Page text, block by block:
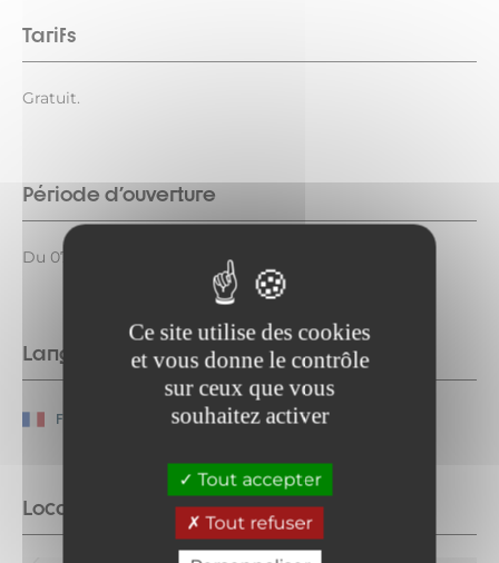
Ce site utilise des cookies
et vous donne le contrôle
sur ceux que vous
souhaitez activer
Tout accepter
Tout refuser
Tarifs
Gratuit.
Période d'ouverture
Du 07/07 au 18/08/2026 le mardi de 17h30 à 19h.
Langues parlées
Français
Localisation